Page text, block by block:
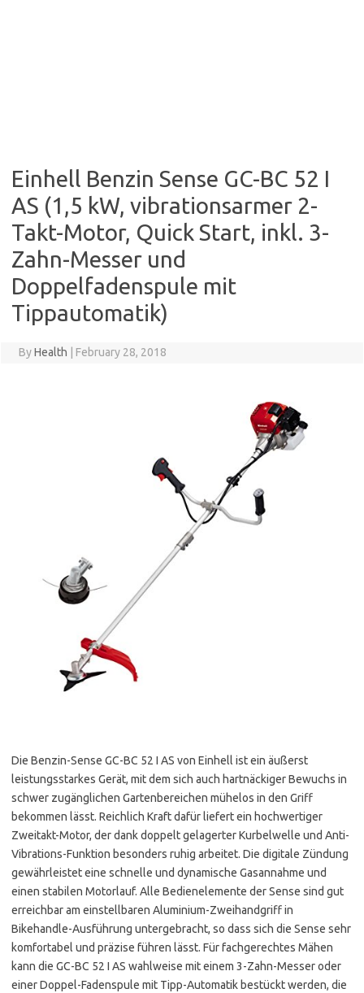
Einhell Benzin Sense GC-BC 52 I
AS (1,5 kW, vibrationsarmer 2-
Takt-Motor, Quick Start, inkl. 3-
Zahn-Messer und
Doppelfadenspule mit
Tippautomatik)
ByHealth February 28, 2018
Die Benzin-Sense GC-BC 52 I AS von Einhell ist ein äußerst
leistungsstarkes Gerät, mit dem sich auch hartnäckiger Bewuchs in
schwer zugänglichen Gartenbereichen mühelos in den Griff
bekommen lässt. Reichlich Kraft dafür liefert ein hochwertiger
Zweitakt-Motor, der dank doppelt gelagerter Kurbelwelle und Anti-
Vibrations-Funktion besonders ruhig arbeitet. Die digitale Zündung
gewährleistet eine schnelle und dynamische Gasannahme und
einen stabilen Motorlauf. Alle Bedienelemente der Sense sind gut
erreichbar am einstellbaren Aluminium-Zweihandgriff in
Bikehandle-Ausführung untergebracht, so dass sich die Sense sehr
komfortabel und präzise führen lässt. Für fachgerechtes Mähen
kann die GC-BC 52 I AS wahlweise mit einem 3-Zahn-Messer oder
einer Doppel-Fadenspule mit Tipp-Automatik bestückt werden, die